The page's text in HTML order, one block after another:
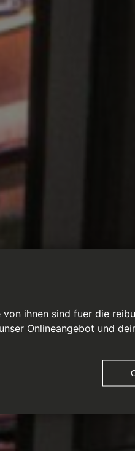
ihnen sind fuer die
Onlineangebot und